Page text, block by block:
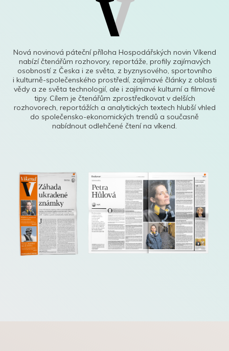
Nová novinová páteční příloha Hospodářských novin Víkend
nabízí čtenářům rozhovory, reportáže, profily zajímavých
osobností z Česka i ze světa, z byznysového, sportovního
i kulturně-společenského prostředí, zajímavé články z oblasti
vědy a ze světa technologií, ale i zajímavé kulturní a filmové
tipy. Cílem je čtenářům zprostředkovat v delších
rozhovorech, reportážích a analytických textech hlubší vhled
do společensko-ekonomických trendů a současně
nabídnout odlehčené čtení na víkend.